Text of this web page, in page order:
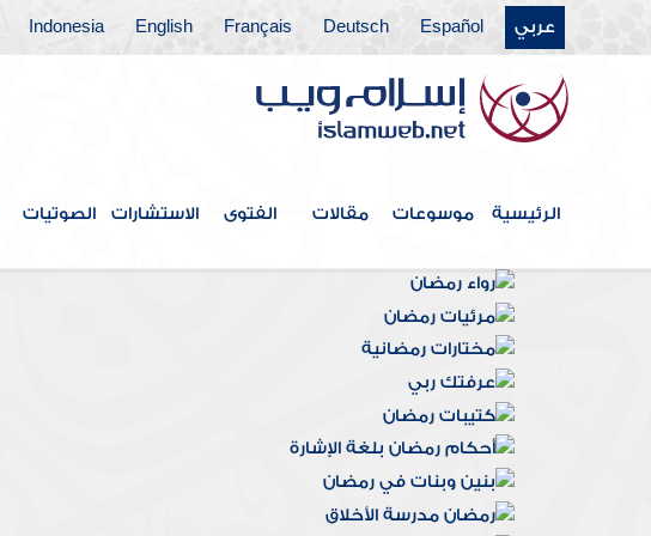
عربي Español
Deutsch
Français
English
Indonesia
الرئيسية موسوعات مقالات الفتوى الاستشارات الصوتيات